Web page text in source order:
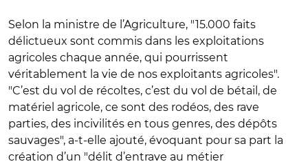
Selon la ministre de l’Agriculture, "15.000 faits
délictueux sont commis dans les exploitations
agricoles chaque année, qui pourrissent
véritablement la vie de nos exploitants agricoles".
"C’est du vol de récoltes, c’est du vol de bétail, de
matériel agricole, ce sont des rodéos, des rave
parties, des incivilités en tous genres, des dépôts
sauvages", a-t-elle ajouté, évoquant pour sa part la
création d’un "délit d’entrave au métier